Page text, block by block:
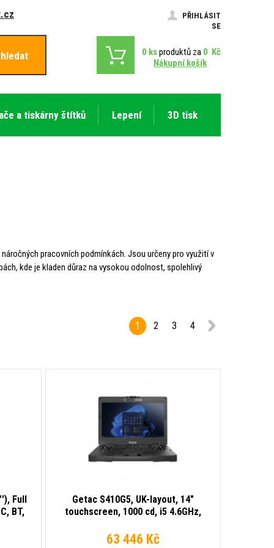
PŘIHLÁSIT
SE
0 ksproduktů za 0 Kč
Nákupní košík
a tiskárny štítků Lepení 3D tisk
pracovních podmínkách. Jsou určeny pro využití v
kde je kladen důraz na vysokou odolnost, spolehlivý
1
2 3 4
Full
BT,
Getac S410G5, UK-layout, 14"
touchscreen, 1000 cd, i5 4.6GHz,
MIL-STD-810H, IP53, Wi-Fi 6E,
63 446 Kč